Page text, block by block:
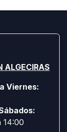
ALGECIRAS
Viernes:
14:00